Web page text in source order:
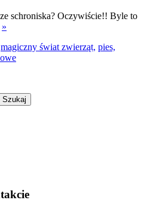
schroniska? Oczywiście!! Byle to
»
magiczny świat zwierząt, pies,